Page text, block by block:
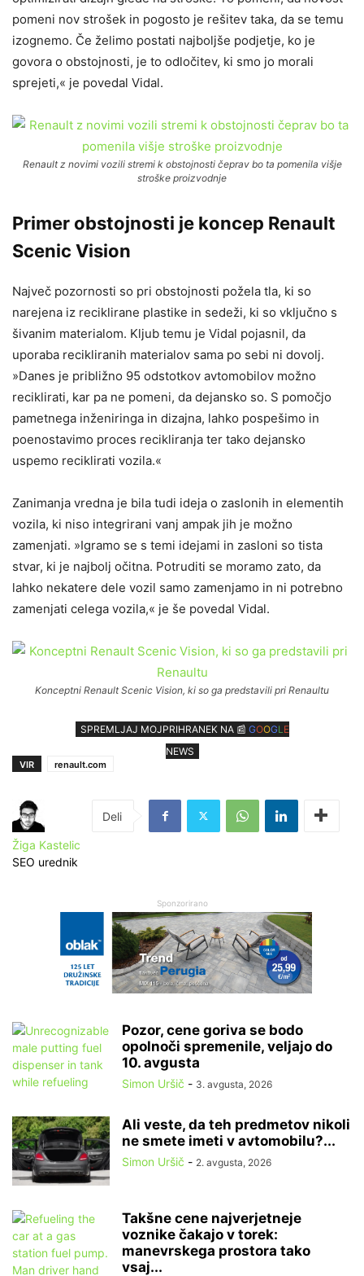
pomeni nov strošek in pogosto je rešitev taka, da se temu
izognemo. Če želimo postati najboljše podjetje, ko je
govora o obstojnosti, je to odločitev, ki smo jo morali
sprejeti,« je povedal Vidal.
Renault z novimi vozili stremi k obstojnosti čeprav bo ta pomenila višje
stroške proizvodnje
Primer obstojnosti je koncep Renault
Scenic Vision
Največ pozornosti so pri obstojnosti požela tla, ki so
narejena iz reciklirane plastike in sedeži, ki so vključno s
šivanim materialom. Kljub temu je Vidal pojasnil, da
uporaba recikliranih materialov sama po sebi ni dovolj.
»Danes je približno 95 odstotkov avtomobilov možno
reciklirati, kar pa ne pomeni, da dejansko so. S pomočjo
pametnega inženiringa in dizajna, lahko pospešimo in
poenostavimo proces recikliranja ter tako dejansko
uspemo reciklirati vozila.«
Zanimanja vredna je bila tudi ideja o zaslonih in elementih
vozila, ki niso integrirani vanj ampak jih je možno
zamenjati. »Igramo se s temi idejami in zasloni so tista
stvar, ki je najbolj očitna. Potruditi se moramo zato, da
lahko nekatere dele vozil samo zamenjamo in ni potrebno
zamenjati celega vozila,« je še povedal Vidal.
Konceptni Renault Scenic Vision, ki so ga predstavili pri Renaultu
SPREMLJAJ MOJPRIHRANEK NA 📰 GOOGL E
NEWS
VIR renault.com
Žiga Kastelic
SEO urednik
Sponzorirano
Pozor, cene goriva se bodo
opolnoči spremenile, veljajo do
10. avgusta
Simon Uršič - 3. avgusta, 2026
Ali veste, da teh predmetov nikoli
ne smete imeti v avtomobilu?...
Simon Uršič - 2. avgusta, 2026
Takšne cene najverjetneje
voznike čakajo v torek:
manevrskega prostora tako
vsaj...